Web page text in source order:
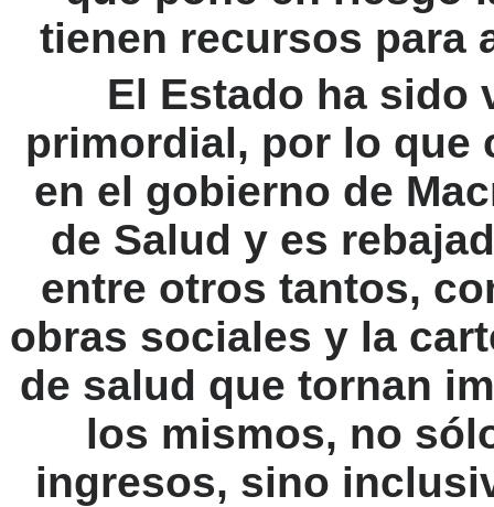
tienen recursos para
El Estado ha sido
primordial, por lo que
en el gobierno de
de Salud y es
entre otros tantos,
obras sociales y la
de salud que tornan
los mismos, no
ingresos, sino